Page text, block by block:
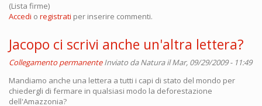
(Lista firme)
Accedi o registrati per inserire commenti.
Jacopo ci scrivi anche un'altra lettera?
Collegamento permanente Inviato daNaturail Mar, 09/29/2009 - 11:49
Mandiamo anche una lettera a tutti i capi di stato del mondo per
chiedergli di fermare in qualsiasi modo la deforestazione
dell'Amazzonia?